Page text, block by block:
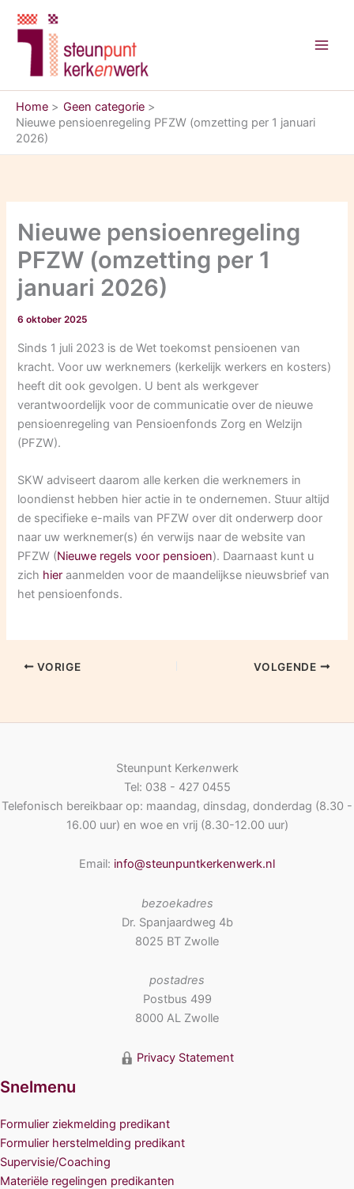
naar
inhoud
Home
Geen categorie
Nieuwe pensioenregeling PFZW (omzetting per 1 januari
2026)
Nieuwe pensioenregeling
PFZW (omzetting per 1
januari 2026)
6 oktober 2025
Sinds 1 juli 2023 is de Wet toekomst pensioenen van
kracht. Voor uw werknemers (kerkelijk werkers en kosters)
heeft dit ook gevolgen. U bent als werkgever
verantwoordelijk voor de communicatie over de nieuwe
pensioenregeling van Pensioenfonds Zorg en Welzijn
(PFZW).
SKW adviseert daarom alle kerken die werknemers in
loondienst hebben hier actie in te ondernemen. Stuur altijd
de specifieke e-mails van PFZW over dit onderwerp door
naar uw werknemer(s) én verwijs naar de website van
PFZW (Nieuwe regels voor pensioen). Daarnaast kunt u
zich hier aanmelden voor de maandelijkse nieuwsbrief van
het pensioenfonds.
VORIGE VOLGENDE
Steunpunt Kerkenwerk
Tel: 038 - 427 0455
Telefonisch bereikbaar op: maandag, dinsdag, donderdag (8.30 -
16.00 uur) en woe en vrij (8.30-12.00 uur)
Email: info@steunpuntkerkenwerk.nl
bezoekadres
Dr. Spanjaardweg 4b
8025 BT Zwolle
postadres
Postbus 499
8000 AL Zwolle
Privacy Statement
Snelmenu
Formulier ziekmelding predikant
Formulier herstelmelding predikant
Supervisie/Coaching
Materiële regelingen predikanten